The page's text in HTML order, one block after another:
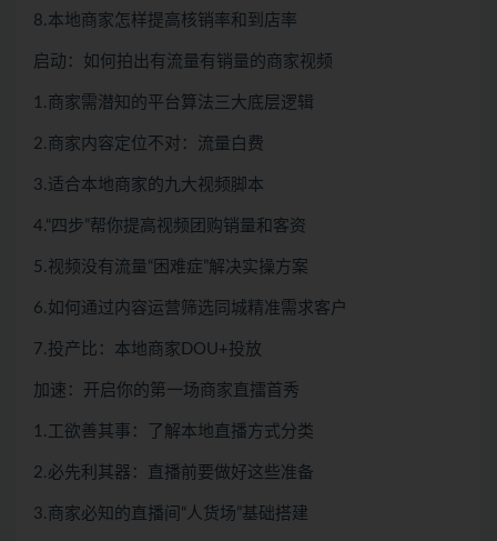
8.本地商家怎样提高核销率和到店率
启动：如何拍出有流量有销量的商家视频
1.商家需潜知的平台算法三大底层逻辑
2.商家内容定位不对：流量白费
3.适合本地商家的九大视频脚本
4.“四步”帮你提高视频团购销量和客资
5.视频没有流量“困难症”解决实操方案
6.如何通过内容运营筛选同城精准需求客户
7.投产比：本地商家DOU+投放
加速：开启你的第一场商家直擂首秀
1.工欲善其事：了解本地直播方式分类
2.必先利其器：直播前要做好这些准备
3.商家必知的直播间“人货场”基础搭建